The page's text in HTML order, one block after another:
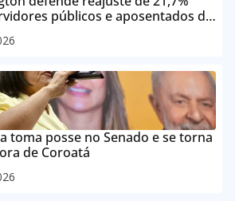
públicos e aposentados do
toma posse no Senado e se torna
de Coroatá